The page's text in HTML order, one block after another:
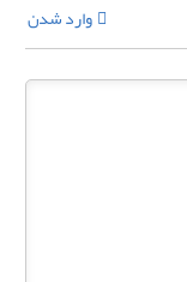
وارد شدن